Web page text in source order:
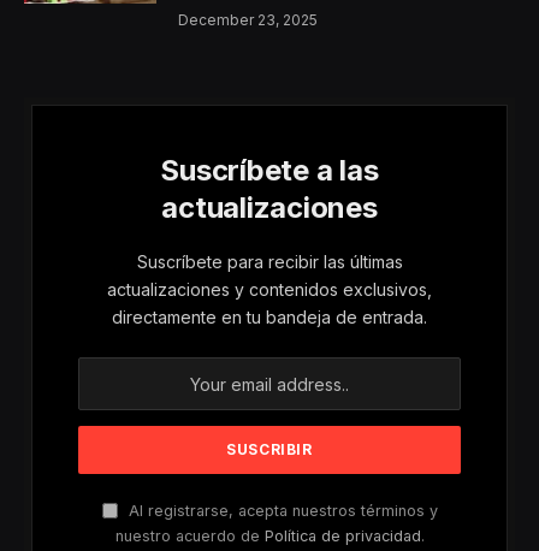
Aumentan Los
Para Mujeres Y Niñas
December 23, 2025
Suscríbete a las
actualizaciones
Suscríbete para recibir las últimas
actualizaciones y contenidos exclusivos,
directamente en tu bandeja de entrada.
Al registrarse, acepta nuestros términos y
nuestro acuerdo de Política de privacidad.